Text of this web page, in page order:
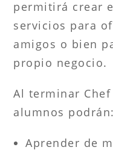
permitirá crear
servicios para
amigos o bien
propio negocio.
Al terminar
alumnos podrán:
Aprender de